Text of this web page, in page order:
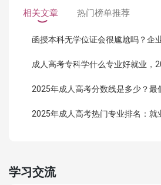
相关文章 热门榜单推荐
函授本科无学位证会很尴尬吗？企
2025年成人高考分数线是多少？最
2025年成人高考热门专业排名：就
学习交流